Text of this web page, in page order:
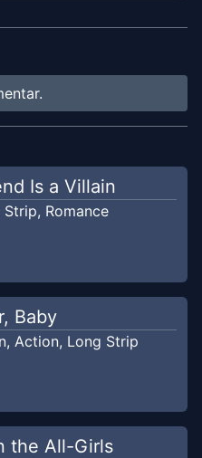
Is a Villain
Strip, Romance
Baby
, Action, Long Strip
the All-Girls